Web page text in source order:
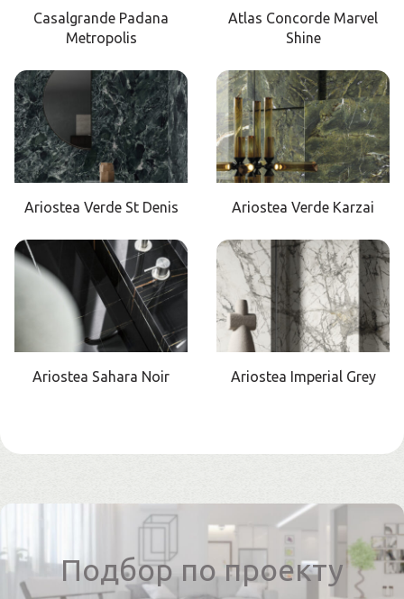
Casalgrande Padana
Metropolis
Atlas Concorde Marvel
Shine
Ariostea Verde St Denis Ariostea Verde Karzai
Ariostea Sahara Noir Ariostea Imperial Grey
Подбор по проекту